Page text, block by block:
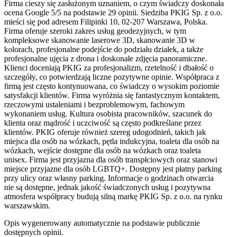
Firma cieszy się zasłużonym uznaniem, o czym świadczy doskonała
ocena Google 5/5 na podstawie 29 opinii. Siedziba PKIG Sp. z o.o.
mieści się pod adresem Filipinki 10, 02-207 Warszawa, Polska.
Firma oferuje szeroki zakres usług geodezyjnych, w tym
kompleksowe skanowanie laserowe 3D, skanowanie 3D w
kolorach, profesjonalne podejście do podziału działek, a także
profesjonalne ujęcia z drona i doskonałe zdjęcia panoramiczne.
Klienci doceniają PKIG za profesjonalizm, rzetelność i dbałość o
szczegóły, co potwierdzają liczne pozytywne opinie. Współpraca z
firmą jest często kontynuowana, co świadczy o wysokim poziomie
satysfakcji klientów. Firma wyróżnia się fantastycznym kontaktem,
rzeczowymi ustaleniami i bezproblemowym, fachowym
wykonaniem usług. Kultura osobista pracowników, szacunek do
klienta oraz mądrość i uczciwość są często podkreślane przez
klientów. PKIG oferuje również szereg udogodnień, takich jak
miejsca dla osób na wózkach, pętla indukcyjna, toaleta dla osób na
wózkach, wejście dostępne dla osób na wózkach oraz toaleta
unisex. Firma jest przyjazna dla osób transpłciowych oraz stanowi
miejsce przyjazne dla osób LGBTQ+. Dostępny jest płatny parking
przy ulicy oraz własny parking. Informacje o godzinach otwarcia
nie są dostępne, jednak jakość świadczonych usług i pozytywna
atmosfera współpracy budują silną markę PKIG Sp. z o.o. na rynku
warszawskim.
Opis wygenerowany automatycznie na podstawie publicznie
dostępnych opinii.